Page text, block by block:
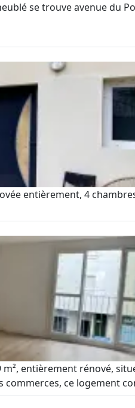
se trouve avenue du
entièrement, 4
entièrement rénové,
commerces, ce logement